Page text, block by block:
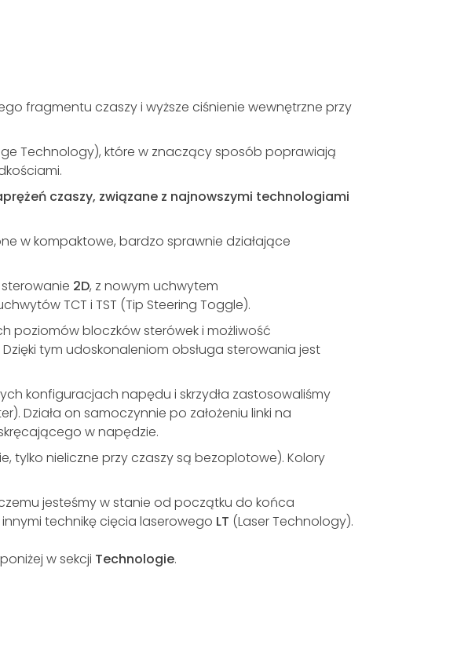
fragmentu czaszy i wyższe ciśnienie wewnętrzne przy
Technology), które w znaczący sposób poprawiają
czaszy, związane z najnowszymi technologiami
w kompaktowe, bardzo sprawnie działające
2D, z nowym uchwytem
TCT i TST (Tip Steering Toggle).
poziomów bloczków sterówek i możliwość
tym udoskonaleniom obsługa sterowania jest
konfiguracjach napędu i skrzydła zastosowaliśmy
Działa on samoczynnie po założeniu linki na
w napędzie.
tylko nieliczne przy czaszy są bezoplotowe). Kolory
jesteśmy w stanie od początku do końca
technikę cięcia laserowego LT (Laser Technology).
w sekcji Technologie.